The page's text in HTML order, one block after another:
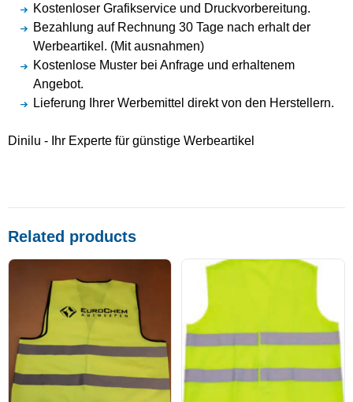
Kostenloser Grafikservice und Druckvorbereitung.
Bezahlung auf Rechnung 30 Tage nach erhalt der
Werbeartikel. (Mit ausnahmen)
Kostenlose Muster bei Anfrage und erhaltenem
Angebot.
Lieferung Ihrer Werbemittel direkt von den Herstellern.
Dinilu - Ihr Experte für günstige Werbeartikel
Related products